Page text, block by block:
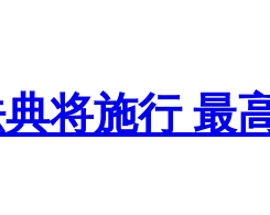
将施行 最